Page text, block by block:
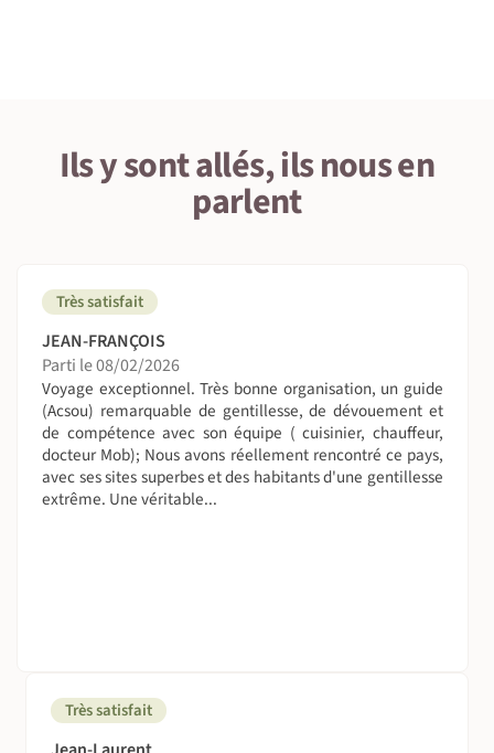
1 • Détails du voyage
Niveau 1 tranquille avec une durée de conduite à
mobylette prévu entre 1h30 et 3h sur les pistes ocres du
Bénin. Il se peut que des parties bitumés soient
empruntées en fonction de l'état des pistes.
On sera combien ?
Groupe de 2 à 12 voyageurs.
On dort où ?
L’hébergement en camping s'effectue sous tente avec
matelas de camping en mousse. Ces tentes sont faciles et
rapides à monter.
Ils y sont allés, ils nous en
parlent
Très satisfait
JEAN-FRANÇOIS
Parti le 08/02/2026
Voyage exceptionnel. Très bonne organisation, un guide
(Acsou) remarquable de gentillesse, de dévouement et
de compétence avec son équipe ( cuisinier, chauffeur,
docteur Mob); Nous avons réellement rencontré ce pays,
avec ses sites superbes et des habitants d'une gentillesse
extrême. Une véritable...
Très satisfait